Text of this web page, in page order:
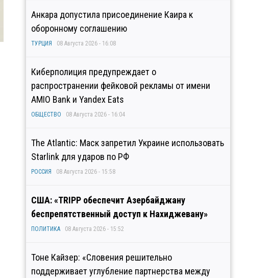
Анкара допустила присоединение Каира к
оборонному соглашению
ТУРЦИЯ 08 Августа 2026 - 16:08
Киберполиция предупреждает о
распространении фейковой рекламы от имени
AMIO Bank и Yandex Eats
ОБЩЕСТВО 08 Августа 2026 - 16:04
The Atlantic: Маск запретил Украине использовать
Starlink для ударов по РФ
РОССИЯ 08 Августа 2026 - 15:58
США: «TRIPP обеспечит Азербайджану
беспрепятственный доступ к Нахиджевану»
ПОЛИТИКА 08 Августа 2026 - 15:52
Тоне Кайзер: «Словения решительно
поддерживает углубление партнерства между